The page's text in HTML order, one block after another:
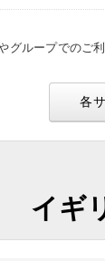
グループでのご
各
イギ